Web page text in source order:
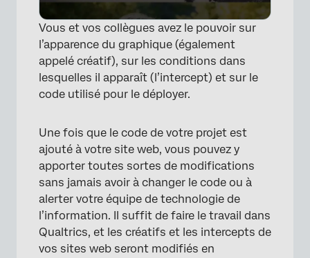
Vous et vos collègues avez le pouvoir sur
l’apparence du graphique (également
appelé créatif), sur les conditions dans
lesquelles il apparaît (l’intercept) et sur le
code utilisé pour le déployer.
Une fois que le code de votre projet est
ajouté à votre site web, vous pouvez y
apporter toutes sortes de modifications
sans jamais avoir à changer le code ou à
alerter votre équipe de technologie de
l’information. Il suffit de faire le travail dans
Qualtrics, et les créatifs et les intercepts de
vos sites web seront modifiés en